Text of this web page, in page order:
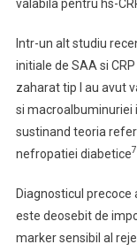
valabila pentru hs-
Intr-un alt studiu
initiale de SAA si
zaharat tip I au avut
si macroalbuminuriei
sustinand teoria
nefropatiei diabetice7
Diagnosticul
este deosebit de
marker sensibil al